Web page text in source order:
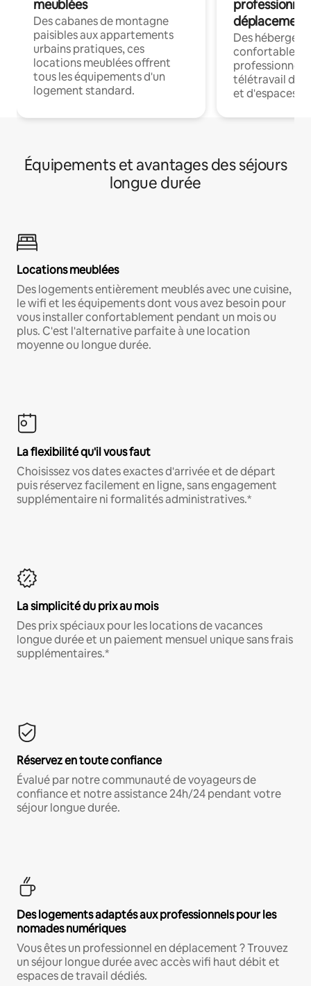
meublées
Des cabanes de montagne
paisibles aux appartements
urbains pratiques, ces
locations meublées offrent
tous les équipements d'un
logement standard.
déplacement
Des
confortables
professionnels
télétravail
et d'espaces
Équipements et avantages des séjours
longue durée
Locations meublées
Des logements entièrement meublés avec une cuisine,
le wifi et les équipements dont vous avez besoin pour
vous installer confortablement pendant un mois ou
plus. C'est l'alternative parfaite à une location
moyenne ou longue durée.
La flexibilité qu'il vous faut
Choisissez vos dates exactes d'arrivée et de départ
puis réservez facilement en ligne, sans engagement
supplémentaire ni formalités administratives.*
La simplicité du prix au mois
Des prix spéciaux pour les locations de vacances
longue durée et un paiement mensuel unique sans frais
supplémentaires.*
Réservez en toute confiance
Évalué par notre communauté de voyageurs de
confiance et notre assistance 24h/24 pendant votre
séjour longue durée.
Des logements adaptés aux professionnels pour les
nomades numériques
Vous êtes un professionnel en déplacement ? Trouvez
un séjour longue durée avec accès wifi haut débit et
espaces de travail dédiés.